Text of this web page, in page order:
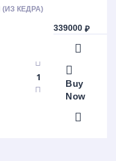
КЕДРА)
339000₽
Buy
Now